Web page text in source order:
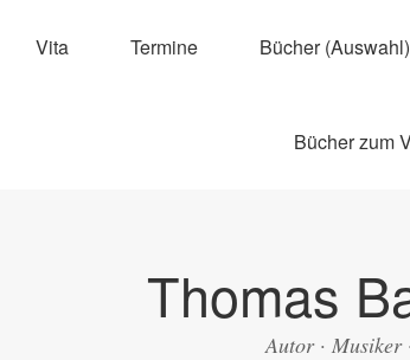
Vita Termine Bücher (Auswahl)
Bücher zum
Thomas
Autor · Musiker